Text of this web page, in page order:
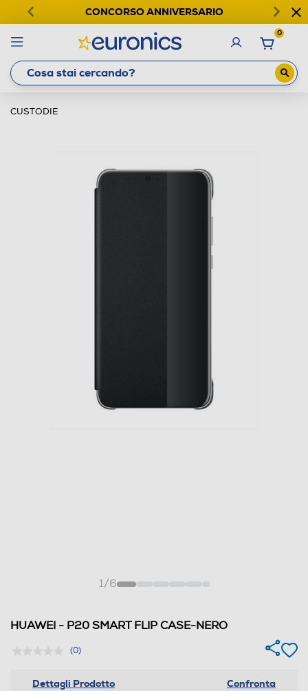
CONCORSO ANNIVERSARIO
0
CUSTODIE
1/6
HUAWEI - P20 SMART FLIP CASE-NERO
(0)
Dettagli Prodotto Confronta